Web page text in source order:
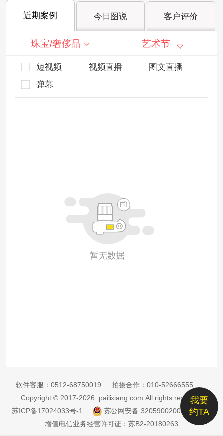
近期案例 今日图说 客户评价
珠宝/奢侈品 艺术节
短视频 视频直播
图文直播
弹幕
我要
约TA
软件客服： 0512-68750019 拍摄合作： 010-52666555
Copyright © 2017-2026 pailixiang.com All rights reserved
苏ICP备17024033号-1
苏公网安备 32059002002885号
增值电信业务经营许可证：苏B2-20180263